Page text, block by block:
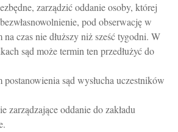
zarządzić oddanie osoby, której
pod obserwację w
na czas nie dłuższy niż sześć tygodni. W
sąd może termin ten przedłużyć do
sąd wysłucha uczestników
zarządzające oddanie do zakładu